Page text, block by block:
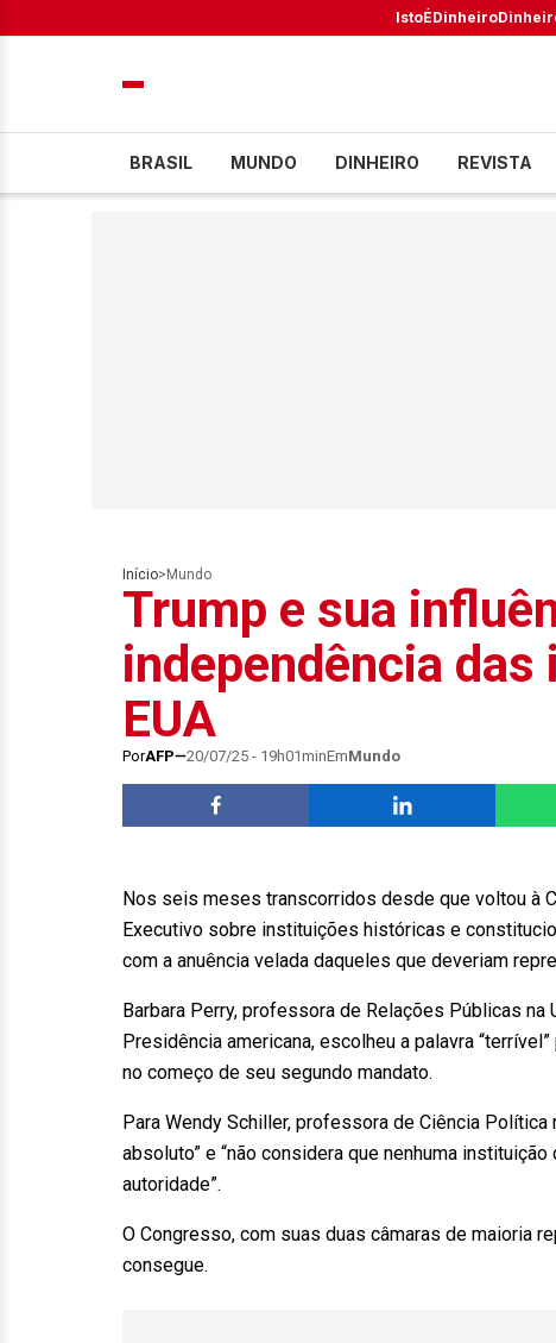
IstoÉDinheiro
BRASIL MUNDO DINHEIRO REVISTA
Início> Mundo
Trump e sua
independência
EUA
PorAFP 20/07/25 - 19h01minEmMundo
Nos seis meses transcorridos desde que voltou à
Executivo sobre instituições históricas e
com a anuência velada daqueles que deveriam
Barbara Perry, professora de Relações Públicas
Presidência americana, escolheu a palavra
no começo de seu segundo mandato.
Para Wendy Schiller, professora de Ciência
absoluto” e “não considera que nenhuma
autoridade”.
O Congresso, com suas duas câmaras de maioria
consegue.